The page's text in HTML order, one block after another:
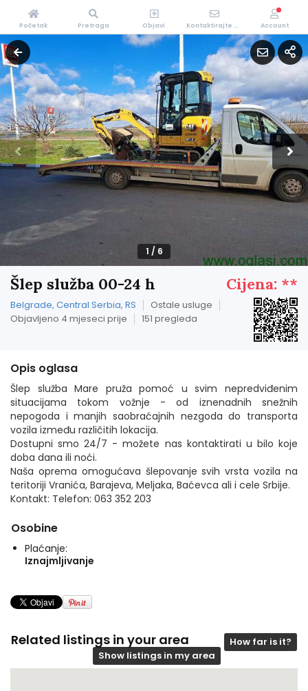
1 / 6
Cijena: **
Šlep služba 00-24 h
Belgrade, Central Serbia, RS
Ostale usluge
Objavljeno 4 mjeseci prije
151 pregleda
Opis oglasa
Šlep služba Mare pruža pomoć u svim nepredviđenim
situacijama tokom vožnje - od iznenadnih snežnih
nepogoda i manjih saobraćajnih nezgoda do transporta
vozila između različitih lokacija.
Dostupni smo 24/7 - možete nas kontaktirati u bilo koje
doba dana ili noći.
Naša oprema omogućava šlepovanje svih vrsta vozila na
teritoriji Vranića, Barajeva, Meljaka, Baćevca ali i cele Srbije.
Kontakt: Telefon: 063 352 203
Osobine
Plaćanje:
Iznajmljivanje
Related listings in your area
How far is it?
Show listings in my area
Početak Pretraga Objavi Kontaktirajte Nas Account